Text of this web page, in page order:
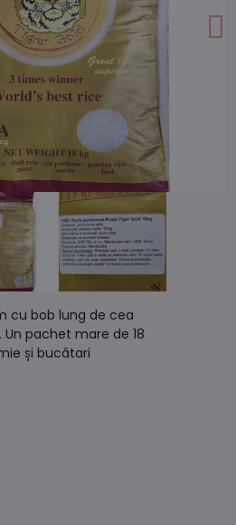
cu bob lung de cea
pachet mare de 18
și bucătari